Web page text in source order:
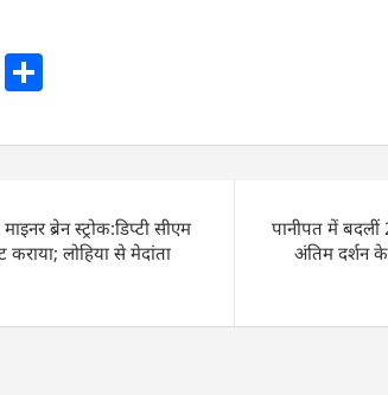
E
ar
ब्रेन स्ट्रोक:डिप्टी सीएम
लोहिया से मेदांता
पानीपत में बदलीं
अंतिम दर्शन